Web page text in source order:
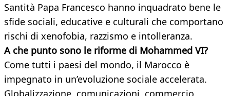
Santità Papa Francesco hanno inquadrato bene le
sfide sociali, educative e culturali che comportano
rischi di xenofobia, razzismo e intolleranza.
A che punto sono le riforme di Mohammed VI?
Come tutti i paesi del mondo, il Marocco è
impegnato in un’evoluzione sociale accelerata.
Globalizzazione, comunicazioni, commercio